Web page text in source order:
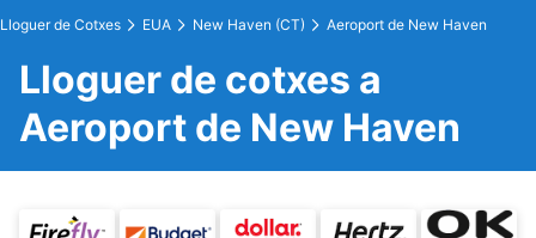
Lloguer de Cotxes EUA New Haven (CT) Aeroport de New Haven
Lloguer de cotxes a
Aeroport de New Haven